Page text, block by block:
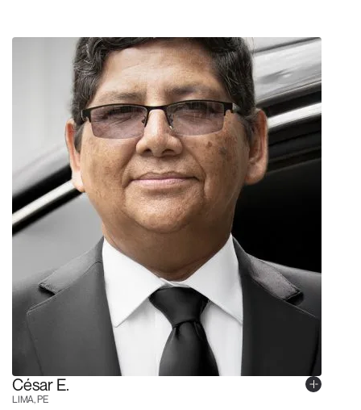
César E.
LIMA, PE